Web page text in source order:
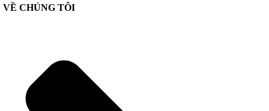
VỀ CHÚNG TÔI